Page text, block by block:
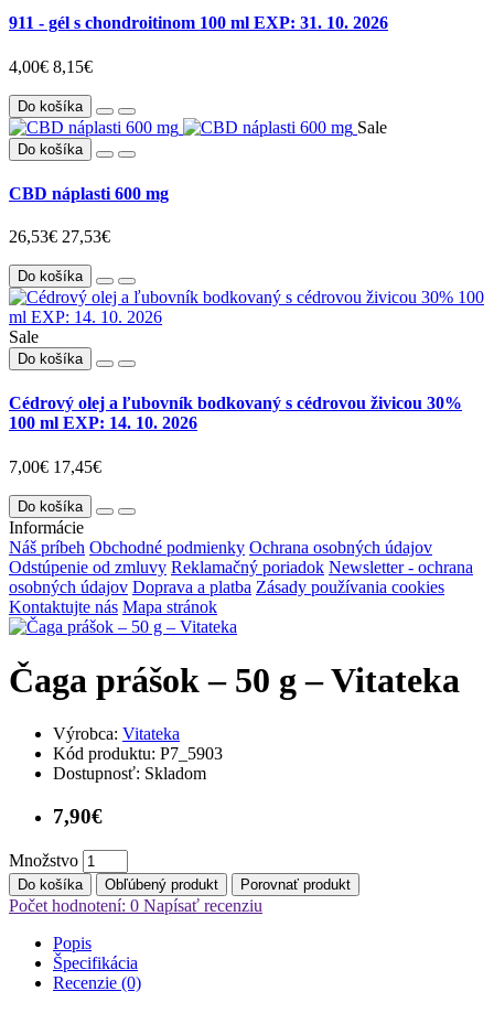
911 - gél s chondroitinom 100 ml EXP: 31. 10. 2026
4,00€ 8,15€
Do košíka
Sale
Do košíka
CBD náplasti 600 mg
26,53€ 27,53€
Do košíka
Sale
Do košíka
Cédrový olej a ľubovník bodkovaný s cédrovou živicou 30%
100 ml EXP: 14. 10. 2026
7,00€ 17,45€
Do košíka
Informácie
Náš príbeh Obchodné podmienky Ochrana osobných údajov
Odstúpenie od zmluvy Reklamačný poriadok Newsletter - ochrana
osobných údajov Doprava a platba Zásady používania cookies
Kontaktujte nás Mapa stránok
Čaga prášok – 50 g – Vitateka
Výrobca: Vitateka
Kód produktu: P7_5903
Dostupnosť: Skladom
7,90€
Množstvo
Do košíka Obľúbený produkt Porovnať produkt
Počet hodnotení: 0 Napísať recenziu
Popis
Špecifikácia
Recenzie (0)